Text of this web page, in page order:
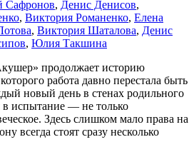
Сафронов, Денис Денисов,
, Виктория Романенко, Елена
, Виктория Шаталова, Денис
, Юлия Такшина
продолжает историю
работа давно перестала быть
новый день в стенах родильного
в испытание — не только
Здесь слишком мало права на
всегда стоят сразу несколько